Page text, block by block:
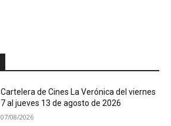
Cartelera de Cines La Verónica del viernes
7 al jueves 13 de agosto de 2026
07/08/2026